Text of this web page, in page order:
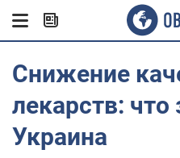
Снижение
лекарств: что
Украина